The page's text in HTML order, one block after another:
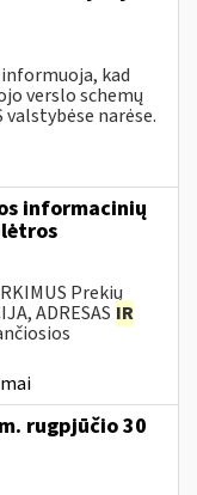
kad
verslo schemų
narėse.
informacinių
Prekių
ADRESAS IR
rugpjūčio 30